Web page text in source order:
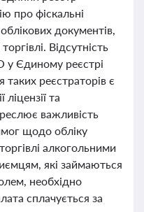
про фіскальні
документів,
Відсутність
Єдиному реєстрі
таких реєстраторів є
та
важливість
щодо обліку
алкогольними
які займаються
необхідно
сплачується за